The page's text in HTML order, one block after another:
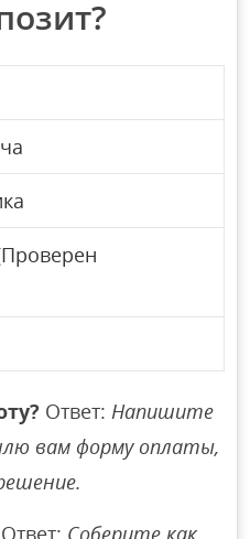
Ответ:Напишите
вам форму оплаты,